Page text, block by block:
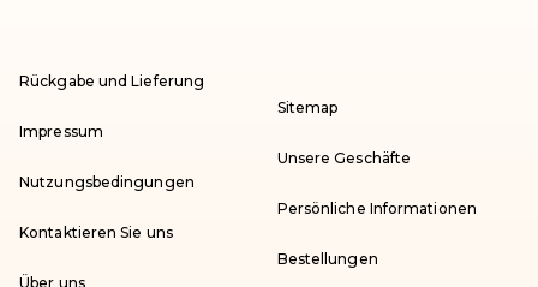
Rückgabe und Lieferung
Impressum
Nutzungsbedingungen
Kontaktieren Sie uns
Über uns
Sitemap
Unsere Geschäfte
Persönliche Informationen
Bestellungen